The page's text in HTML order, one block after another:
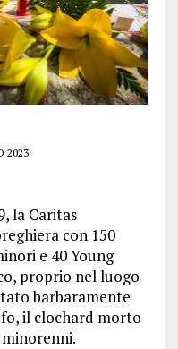
2023
la Caritas
con 150
e 40 Young
proprio nel luogo
barbaramente
il clochard morto